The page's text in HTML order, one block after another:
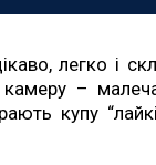
легко і
камеру –
купу